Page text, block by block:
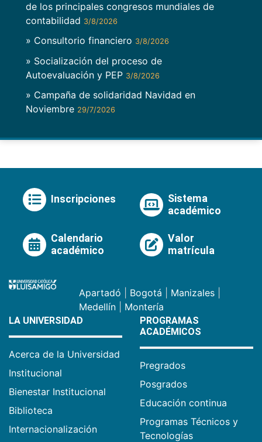
de los principales congresos mundiales de
contabilidad 3/8/2026
» Consultorio financiero 3/8/2026
» Socialización del proceso de
Autoevaluación y PEP 3/8/2026
» Campaña de solidaridad Navidad en
Noviembre 29/7/2026
Inscripciones
Sistema
académico
Calendario
académico
Valor
matrícula
Apartadó Bogotá Manizales
Medellín
Montería
LA UNIVERSIDAD
Acerca de la Universidad
Institucional
Bienestar Institucional
Biblioteca
Internacionalización
PROGRAMAS
ACADÉMICOS
Pregrados
Posgrados
Educación continua
Programas Técnicos y
Tecnologías